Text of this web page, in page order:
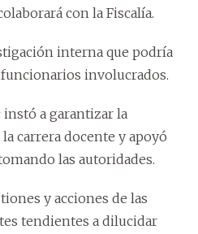
con la Fiscalía.
interna que podría
involucrados.
instó a garantizar la
carrera docente y apoyó
las autoridades.
y acciones de las
tendientes a dilucidar